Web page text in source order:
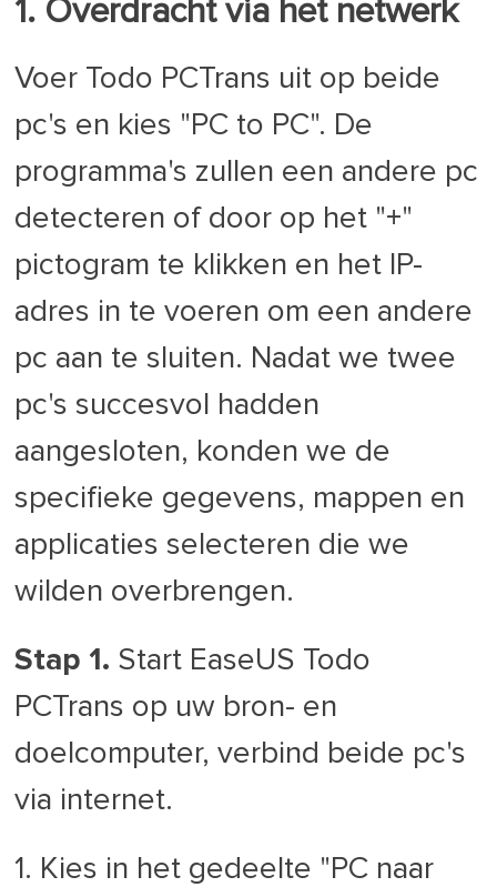
1. Overdracht via het netwerk
Voer Todo PCTrans uit op beide
pc's en kies "PC to PC". De
programma's zullen een andere pc
detecteren of door op het "+"
pictogram te klikken en het IP-
adres in te voeren om een andere
pc aan te sluiten. Nadat we twee
pc's succesvol hadden
aangesloten, konden we de
specifieke gegevens, mappen en
applicaties selecteren die we
wilden overbrengen.
Stap 1. Start EaseUS Todo
PCTrans op uw bron- en
doelcomputer, verbind beide pc's
via internet.
1. Kies in het gedeelte "PC naar